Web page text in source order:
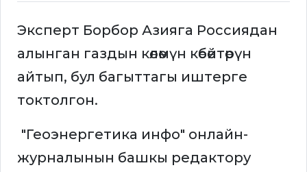
Эксперт Борбор Азияга Россиядан
алынган газдын көлөмүн көбөйтөрүн
айтып, бул багыттагы иштерге
токтолгон.
"Геоэнергетика инфо" онлайн-
журналынын башкы редактору